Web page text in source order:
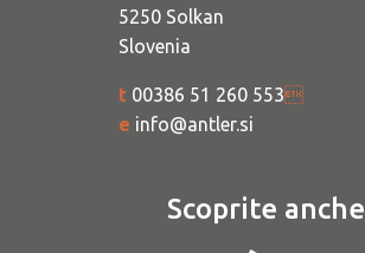
5250 Solkan
Slovenia
t 00386 51 260 553
e info@antler.si
Scoprite anche